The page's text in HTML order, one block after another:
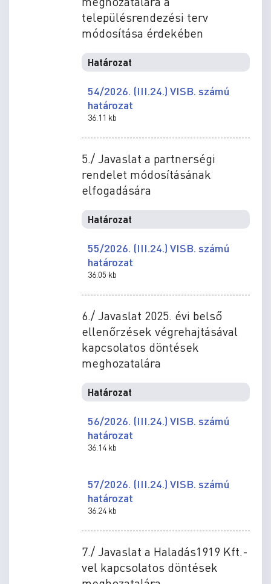
településrendezési terv
módosítása érdekében
Határozat
54/2026. (III.24.) VISB. számú
határozat
36.11 kb
5./ Javaslat a partnerségi
rendelet módosításának
elfogadására
Határozat
55/2026. (III.24.) VISB. számú
határozat
36.05 kb
6./ Javaslat 2025. évi belső
ellenőrzések végrehajtásával
kapcsolatos döntések
meghozatalára
Határozat
56/2026. (III.24.) VISB. számú
határozat
36.14 kb
57/2026. (III.24.) VISB. számú
határozat
36.24 kb
7./ Javaslat a Haladás1919 Kft.-
vel kapcsolatos döntések